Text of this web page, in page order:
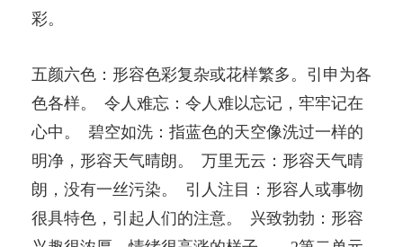
彩。
五颜六色：形容色彩复杂或花样繁多。引申为各
色各样。 令人难忘：令人难以忘记，牢牢记在
心中。 碧空如洗：指蓝色的天空像洗过一样的
明净，形容天气晴朗。 万里无云：形容天气晴
朗，没有一丝污染。 引人注目：形容人或事物
很具特色，引起人们的注意。 兴致勃勃：形容